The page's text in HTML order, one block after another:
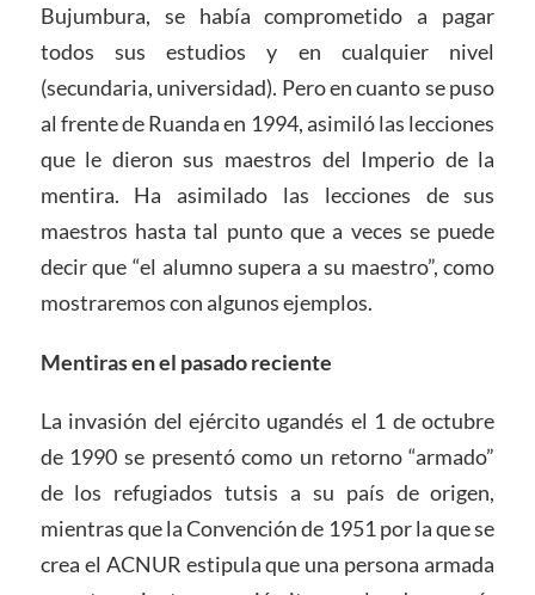
Bujumbura, se había comprometido a pagar
todos sus estudios y en cualquier nivel
(secundaria, universidad). Pero en cuanto se puso
al frente de Ruanda en 1994, asimiló las lecciones
que le dieron sus maestros del Imperio de la
mentira. Ha asimilado las lecciones de sus
maestros hasta tal punto que a veces se puede
decir que “el alumno supera a su maestro”, como
mostraremos con algunos ejemplos.
Mentiras en el pasado reciente
La invasión del ejército ugandés el 1 de octubre
de 1990 se presentó como un retorno “armado”
de los refugiados tutsis a su país de origen,
mientras que la Convención de 1951 por la que se
crea el ACNUR estipula que una persona armada